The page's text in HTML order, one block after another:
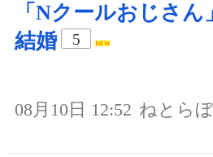
「Nクールおじさん
結婚
5
08月10日 12:52 ねとらぼ